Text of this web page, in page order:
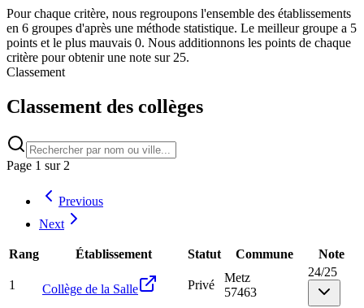
Pour chaque critère, nous regroupons l'ensemble des établissements
en 6 groupes d'après une méthode statistique. Le meilleur groupe a 5
points et le plus mauvais 0. Nous additionnons les points de chaque
critère pour obtenir une note sur 25.
Classement
Classement des collèges
Page 1 sur 2
Previous
Next
Rang Établissement Statut Commune Note
1 Collège de la Salle Privé
Metz
57463
24/25